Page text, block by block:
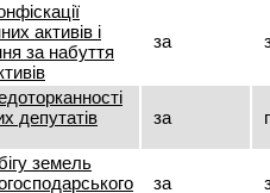
активів і
за набуття
за
депутатів
за
земель
за